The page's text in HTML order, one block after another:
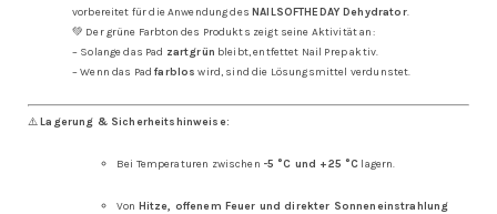
vorbereitet für die Anwendung desNAILSOFTHEDAY Dehydrator.
💚 Der grüne Farbton des Produkts zeigt seine Aktivität an:
– Solange das Pad zartgrün bleibt, entfettet Nail Prep aktiv.
– Wenn das Padfarblos wird, sind die Lösungsmittel verdunstet.
⚠️Lagerung & Sicherheitshinweise:
Bei Temperaturen zwischen -5 °C und +25 °C lagern.
Von Hitze, offenem Feuer und direkter Sonneneinstrahlung